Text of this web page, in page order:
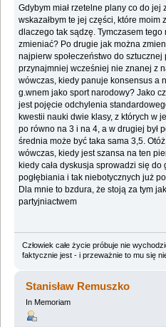
Gdybym miał rzetelne plany co do
wskazałbym te jej części, które moim
dlaczego tak sądzę. Tymczasem
zmieniać? Po drugie jak można
najpierw społeczeństwo do
przynajmniej wcześniej nie znanej z
wówczas, kiedy panuje konsensus a
g.wnem jako sport narodowy? Jako
jest pojęcie odchylenia
kwestii nauki dwie klasy, z których w
po równo na 3 i na 4, a w drugiej był
średnia może być taka sama 3,5.
wówczas, kiedy jest szansa na ten
kiedy cała dyskusja sprowadzi się do
pogłębiania i tak niebotycznych już
Dla mnie to bzdura, że stoją za tym
partyjniactwem
Człowiek całe życie próbuje nie
faktycznie jest - i przeważnie to mu się
Stanisław Remuszko
In Memoriam